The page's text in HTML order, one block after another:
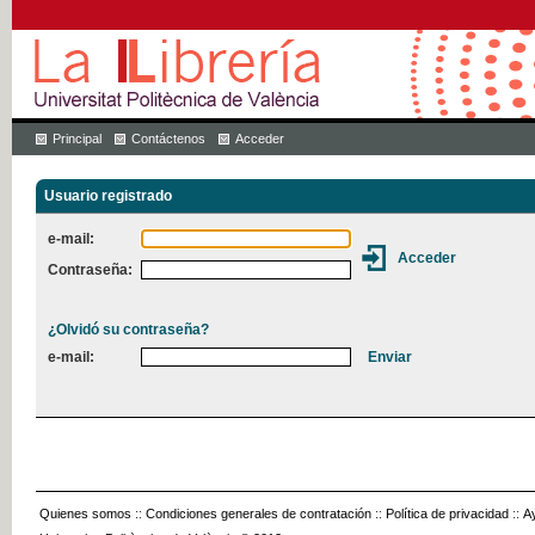
Principal Contáctenos Acceder
Usuario registrado
e-mail:
Contraseña:
¿Olvidó su contraseña?
e-mail:
Quienes somos :: Condiciones generales de contratación :: Política de privacidad ::